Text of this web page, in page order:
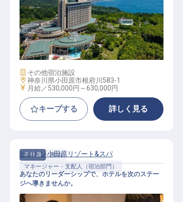
宿泊部門責任者
施設業態
その他宿泊施設
勤務地
神奈川県小田原市根府川583-1
給与
月給／530,000円～630,000円
キープする 詳しく見る
正社員
宿泊
マネージャー・支配人（宿泊部門）
ヒルトン小田原リゾート&スパ
あなたのリーダーシップで、ホテルを次のステー
ジへ導きませんか。